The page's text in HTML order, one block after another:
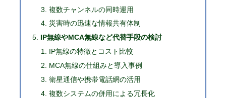
複数チャンネルの同時運用
災害時の迅速な情報共有体制
IP無線やMCA無線など代替手段の検討
IP無線の特徴とコスト比較
MCA無線の仕組みと導入事例
衛星通信や携帯電話網の活用
複数システムの併用による冗長化